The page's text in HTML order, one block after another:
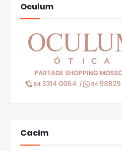
Oculum
Cacim